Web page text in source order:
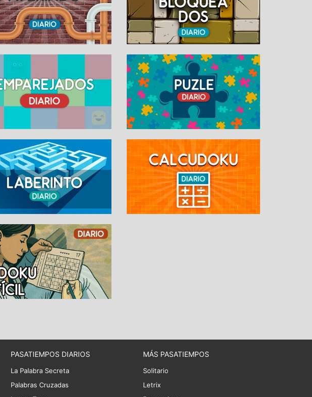
PASATIEMPOS DIARIOS
La Palabra Secreta
Palabras Cruzadas
MÁS PASATIEMPOS
Solitario
Letrix